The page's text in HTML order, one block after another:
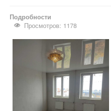
Подробности
Просмотров: 1178